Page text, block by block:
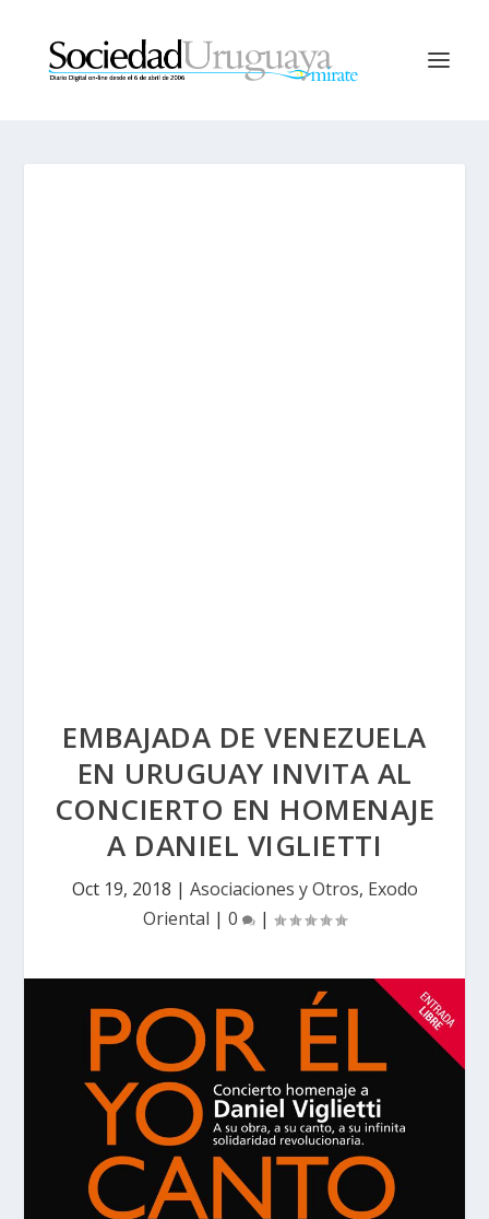
EMBAJADA DE VENEZUELA
EN URUGUAY INVITA AL
CONCIERTO EN HOMENAJE
A DANIEL VIGLIETTI
Oct 19, 2018 | Asociaciones y Otros, Exodo
Oriental | 0 |